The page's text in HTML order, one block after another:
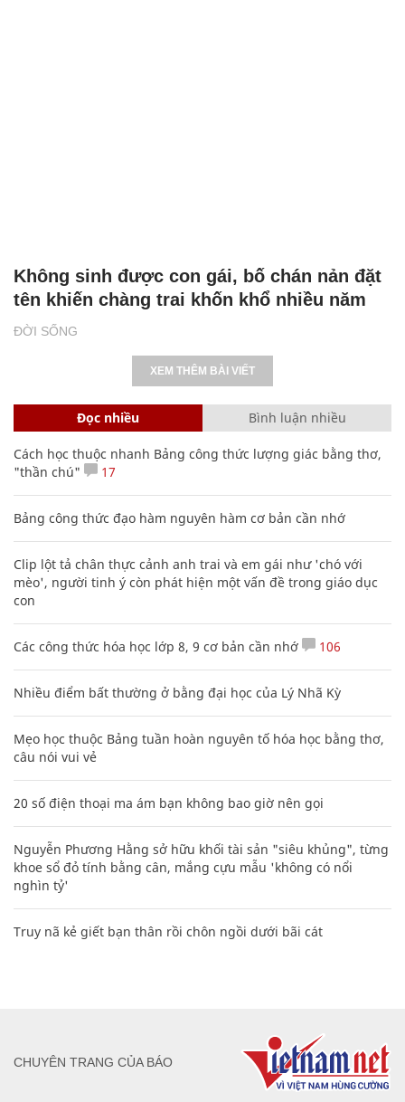
ĐỜI SỐNG
Không sinh được con gái, bố chán nản đặt
tên khiến chàng trai khốn khổ nhiều năm
XEM THÊM BÀI VIẾT
Đọc nhiều Bình luận nhiều
Cách học thuộc nhanh Bảng công thức lượng giác bằng thơ,
"thần chú"
17
Bảng công thức đạo hàm nguyên hàm cơ bản cần nhớ
Clip lột tả chân thực cảnh anh trai và em gái như 'chó với
mèo', người tinh ý còn phát hiện một vấn đề trong giáo dục
con
Các công thức hóa học lớp 8, 9 cơ bản cần nhớ 106
Nhiều điểm bất thường ở bằng đại học của Lý Nhã Kỳ
Mẹo học thuộc Bảng tuần hoàn nguyên tố hóa học bằng thơ,
câu nói vui vẻ
20 số điện thoại ma ám bạn không bao giờ nên gọi
Nguyễn Phương Hằng sở hữu khối tài sản "siêu khủng", từng
khoe sổ đỏ tính bằng cân, mắng cựu mẫu 'không có nổi
nghìn tỷ'
Truy nã kẻ giết bạn thân rồi chôn ngồi dưới bãi cát
CHUYÊN TRANG CỦA BÁO